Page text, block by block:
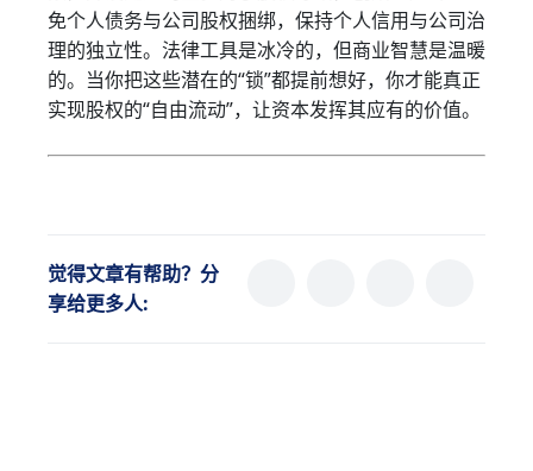
免个人债务与公司股权捆绑，保持个人信用与公司治
理的独立性。法律工具是冰冷的，但商业智慧是温暖
的。当你把这些潜在的“锁”都提前想好，你才能真正
实现股权的“自由流动”，让资本发挥其应有的价值。
觉得文章有帮助？分
享给更多人: